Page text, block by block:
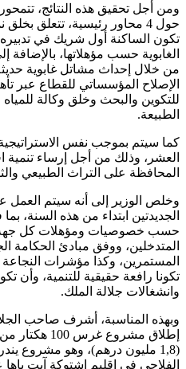
ومن أجل تحقيق هذه النتائج،
حول 4 محاور رئيسية، تتعلق
تكون الساكنة أول شريك في
الغابوية حسب مؤهلاتها، بالإضافة
من خلال إحداث مشاتل غابوية حديثة
الإصلاح المؤسساتي للقطاع عبر
للتكوين والبحث وخلق وكالة
الطبيعة.
كما سيتم بموجب نفس الاستراتيجية
العشر، وذلك من أجل إرساء تنمية
المحافظة على التراث الطبيعي
وخلص الوزير إلى أنه سيتم العمل
الجديدتين ابتداء من هذه السنة،
حسب خصوصيات ومؤهلات كل
المتدخلين، ووفق مبادئ الحكامة
المستمرين، وكذا مؤشرات النجاعة
تكونا رافعة حقيقية للتنمية، وأن
وانشغالات جلالة الملك.
وبهذه المناسبة، أشرف صاحب
إطلاق مشروع
(1,8 مليون درهم)، وهو مشروع
الفلاحي في إقليم اشتوكة آيت باها على